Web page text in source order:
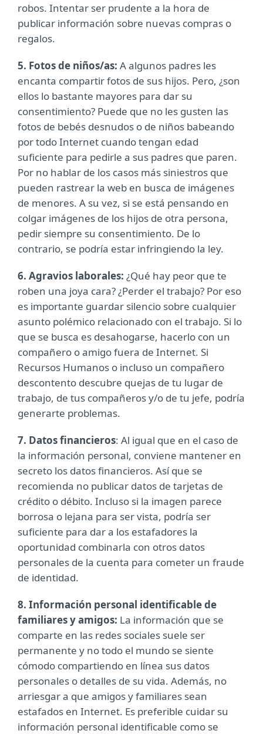
robos. Intentar ser prudente a la hora de
publicar información sobre nuevas compras o
regalos.
5. Fotos de niños/as: A algunos padres les
encanta compartir fotos de sus hijos. Pero, ¿son
ellos lo bastante mayores para dar su
consentimiento? Puede que no les gusten las
fotos de bebés desnudos o de niños babeando
por todo Internet cuando tengan edad
suficiente para pedirle a sus padres que paren.
Por no hablar de los casos más siniestros que
pueden rastrear la web en busca de imágenes
de menores. A su vez, si se está pensando en
colgar imágenes de los hijos de otra persona,
pedir siempre su consentimiento. De lo
contrario, se podría estar infringiendo la ley.
6. Agravios laborales: ¿Qué hay peor que te
roben una joya cara? ¿Perder el trabajo? Por eso
es importante guardar silencio sobre cualquier
asunto polémico relacionado con el trabajo. Si lo
que se busca es desahogarse, hacerlo con un
compañero o amigo fuera de Internet. Si
Recursos Humanos o incluso un compañero
descontento descubre quejas de tu lugar de
trabajo, de tus compañeros y/o de tu jefe, podría
generarte problemas.
7. Datos financieros: Al igual que en el caso de
la información personal, conviene mantener en
secreto los datos financieros. Así que se
recomienda no publicar datos de tarjetas de
crédito o débito. Incluso si la imagen parece
borrosa o lejana para ser vista, podría ser
suficiente para dar a los estafadores la
oportunidad combinarla con otros datos
personales de la cuenta para cometer un fraude
de identidad.
8. Información personal identificable de
familiares y amigos: La información que se
comparte en las redes sociales suele ser
permanente y no todo el mundo se siente
cómodo compartiendo en línea sus datos
personales o detalles de su vida. Además, no
arriesgar a que amigos y familiares sean
estafados en Internet. Es preferible cuidar su
información personal identificable como se